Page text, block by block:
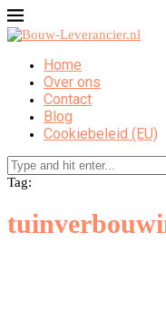
Home
Over ons
Contact
Blog
Cookiebeleid (EU)
Tag: